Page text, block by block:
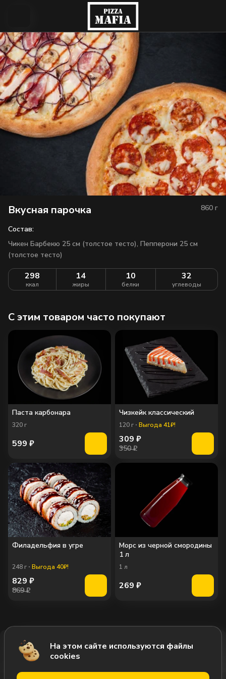
Вкусная парочка 860 г
Состав:
Чикен Барбекю 25 см (толстое тесто), Пепперони 25 см
(толстое тесто)
298
ккал
14
жиры
10
белки
32
углеводы
Добавить за 989₽
C этим товаром часто покупают
Паста карбонара
320 г
599 ₽
Чизкейк классический
120 г Выгода 41₽!
309 ₽
350 ₽
Филадельфия в угре
248 г Выгода 40₽!
829 ₽
869 ₽
Морс из черной смородины
1 л
1 л
269 ₽
На этом сайте используются файлы
cookies